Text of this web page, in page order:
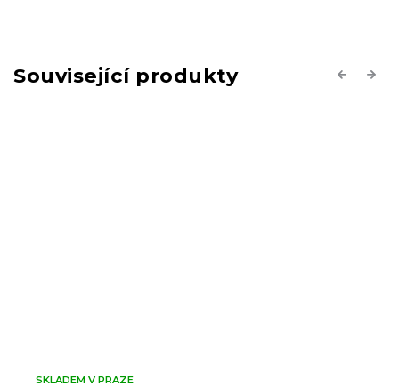
Související produkty Previous
SKLADEM V PRAZE
Next